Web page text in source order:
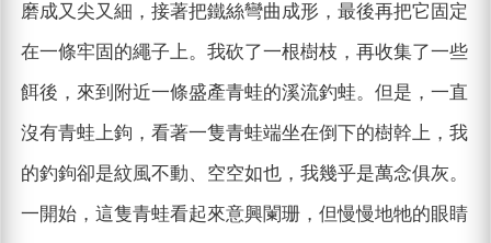
磨成又尖又細，接著把鐵絲彎曲成形，最後再把它固定
在一條牢固的繩子上。我砍了一根樹枝，再收集了一些
餌後，來到附近一條盛產青蛙的溪流釣蛙。但是，一直
沒有青蛙上鉤，看著一隻青蛙端坐在倒下的樹幹上，我
的釣鉤卻是紋風不動、空空如也，我幾乎是萬念俱灰。
一開始，這隻青蛙看起來意興闌珊，但慢慢地牠的眼睛